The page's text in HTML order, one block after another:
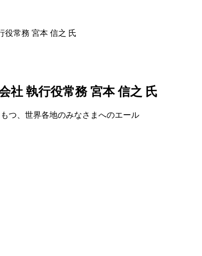
常務 宮本 信之 氏
執行役常務 宮本 信之 氏
つ、世界各地のみなさまへのエール